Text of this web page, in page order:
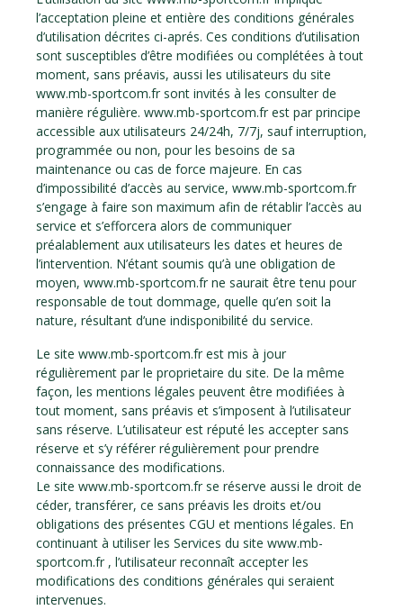
l’acceptation pleine et entière des conditions générales
d’utilisation décrites ci-aprés. Ces conditions d’utilisation
sont susceptibles d’être modifiées ou complétées à tout
moment, sans préavis, aussi les utilisateurs du site
www.mb-sportcom.fr sont invités à les consulter de
manière régulière. www.mb-sportcom.fr est par principe
accessible aux utilisateurs 24/24h, 7/7j, sauf interruption,
programmée ou non, pour les besoins de sa
maintenance ou cas de force majeure. En cas
d’impossibilité d’accès au service, www.mb-sportcom.fr
s’engage à faire son maximum afin de rétablir l’accès au
service et s’efforcera alors de communiquer
préalablement aux utilisateurs les dates et heures de
l’intervention. N’étant soumis qu’à une obligation de
moyen, www.mb-sportcom.fr ne saurait être tenu pour
responsable de tout dommage, quelle qu’en soit la
nature, résultant d’une indisponibilité du service.
Le site www.mb-sportcom.fr est mis à jour
régulièrement par le proprietaire du site. De la même
façon, les mentions légales peuvent être modifiées à
tout moment, sans préavis et s’imposent à l’utilisateur
sans réserve. L’utilisateur est réputé les accepter sans
réserve et s’y référer régulièrement pour prendre
connaissance des modifications.
Le site www.mb-sportcom.fr se réserve aussi le droit de
céder, transférer, ce sans préavis les droits et/ou
obligations des présentes CGU et mentions légales. En
continuant à utiliser les Services du site www.mb-
sportcom.fr , l’utilisateur reconnaît accepter les
modifications des conditions générales qui seraient
intervenues.